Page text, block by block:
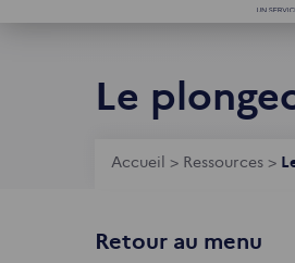
Le
Fil
Accueil > Ressources >
Retour au menu